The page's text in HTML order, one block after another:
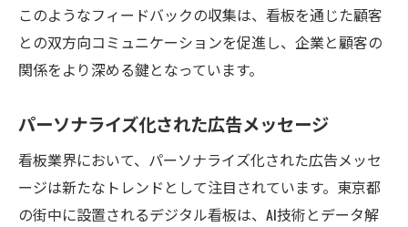
このようなフィードバックの収集は、看板を通じた顧客
との双方向コミュニケーションを促進し、企業と顧客の
関係をより深める鍵となっています。
パーソナライズ化された広告メッセージ
看板業界において、パーソナライズ化された広告メッセ
ージは新たなトレンドとして注目されています。東京都
の街中に設置されるデジタル看板は、AI技術とデータ解